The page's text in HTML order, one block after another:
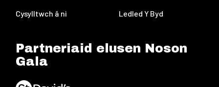
Cysylltwch â ni Ledled Y Byd
Partneriaid elusen Noson
Gala